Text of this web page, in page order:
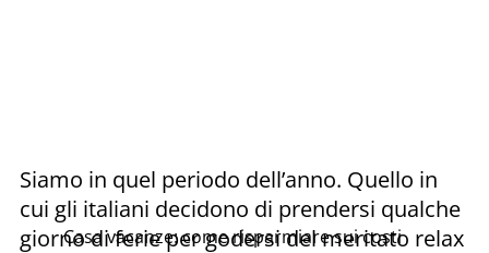
Casa vacanze: come risparmiare sui costi
Siamo in quel periodo dell’anno. Quello in
cui gli italiani decidono di prendersi qualche
giorno di ferie per godersi del meritato relax